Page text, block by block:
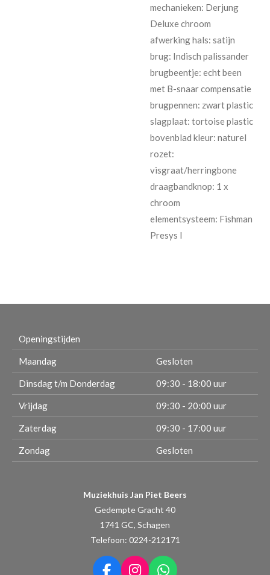
mechanieken: Derjung
Deluxe chroom
afwerking hals: satijn
brug: Indisch palissander
brugbeentje: echt been
met B-snaar compensatie
brugpennen: zwart plastic
slagplaat: tortoise plastic
bovenblad kleur: naturel
rozet:
visgraat/herringbone
draagbandknop: 1 x
chroom
elementsysteem: Fishman
Presys I
Openingstijden
Maandag Gesloten
Dinsdag t/m Donderdag 09:30 - 18:00 uur
Vrijdag 09:30 - 20:00 uur
Zaterdag 09:30 - 17:00 uur
Zondag Gesloten
Muziekhuis Jan Piet Beers
Gedempte Gracht 40
1741 GC, Schagen
Telefoon: 0224-212171